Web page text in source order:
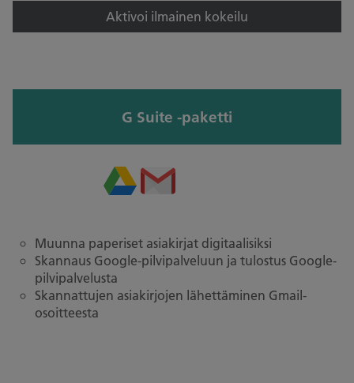
Aktivoi ilmainen kokeilu
G Suite -paketti
Muunna paperiset asiakirjat digitaalisiksi
Skannaus Google-pilvipalveluun ja tulostus Google-
pilvipalvelusta
Skannattujen asiakirjojen lähettäminen Gmail-
osoitteesta